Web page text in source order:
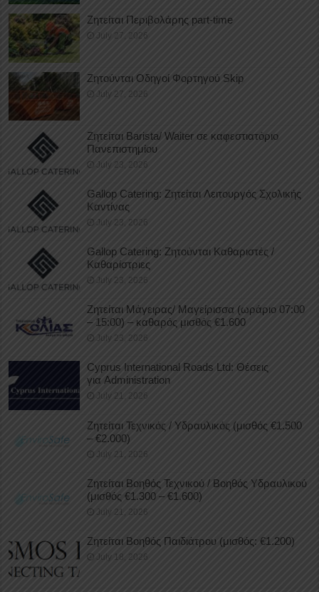
Ζητείται Περιβολάρης part-time
July 27, 2026
Ζητούνται Οδηγοί Φορτηγού Skip
July 27, 2026
Ζητείται Barista/ Waiter σε καφεστιατόριο
Πανεπιστημίου
July 23, 2026
Gallop Catering: Ζητείται Λειτουργός Σχολικής
Καντίνας
July 23, 2026
Gallop Catering: Ζητούνται Καθαριστές /
Καθαρίστριες
July 23, 2026
Ζητείται Μάγειρας/ Μαγείρισσα (ωράριο 07:00
– 15:00) – καθαρός μισθός €1.600
July 23, 2026
Cyprus International Roads Ltd: Θέσεις
για Administration
July 21, 2026
Ζητείται Τεχνικός / Υδραυλικός (μισθός €1.500
– €2.000)
July 21, 2026
Ζητείται Βοηθός Τεχνικού / Βοηθός Υδραυλικού
(μισθός €1.300 – €1.600)
July 21, 2026
Ζητείται Βοηθός Παιδιάτρου (μισθός: €1.200)
July 18, 2026